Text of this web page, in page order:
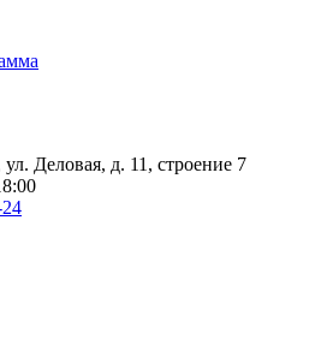
Деловая, д. 11, строение 7